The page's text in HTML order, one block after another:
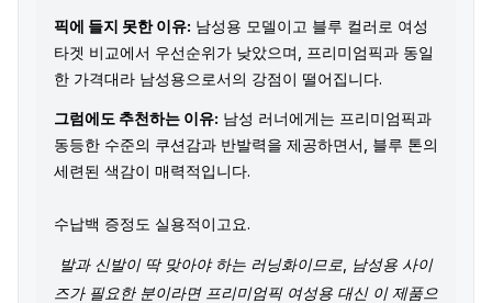
픽에 들지 못한 이유: 남성용 모델이고 블루 컬러로 여성
타겟 비교에서 우선순위가 낮았으며, 프리미엄픽과 동일
한 가격대라 남성용으로서의 강점이 떨어집니다.
그럼에도 추천하는 이유: 남성 러너에게는 프리미엄픽과
동등한 수준의 쿠션감과 반발력을 제공하면서, 블루 톤의
세련된 색감이 매력적입니다.
수납백 증정도 실용적이고요.
발과 신발이 딱 맞아야 하는 러닝화이므로, 남성용 사이
즈가 필요한 분이라면 프리미엄픽 여성용 대신 이 제품으